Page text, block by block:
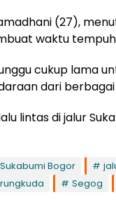
(27),
waktu
cukup lama
dari
lintas di jalur
Bogor
Segog